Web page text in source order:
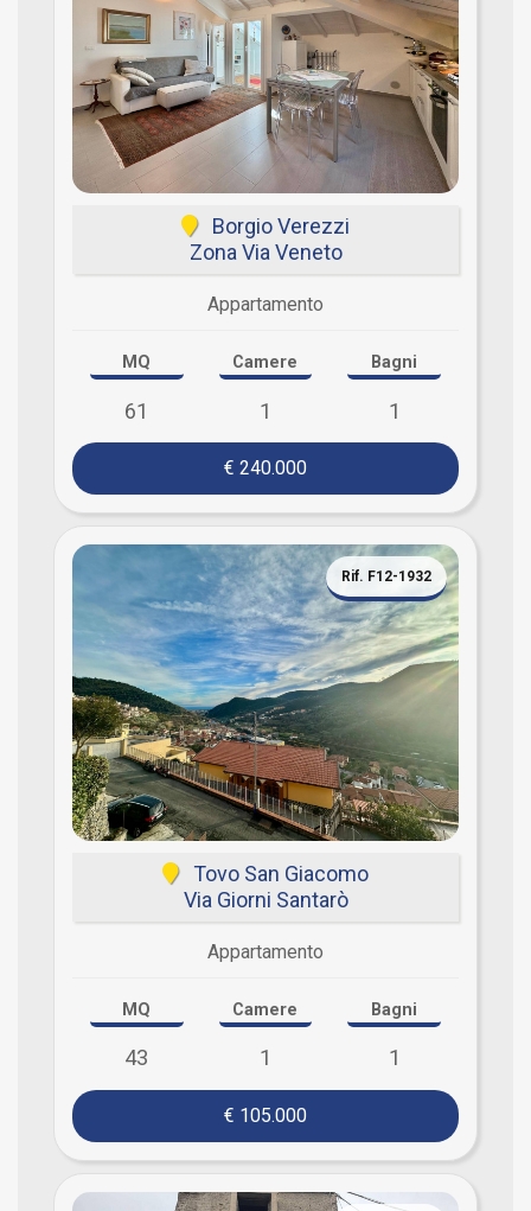
Borgio Verezzi
Zona Via Veneto
Appartamento
MQ
61
Camere
1
Bagni
1
€ 240.000
Rif. F12-1932
Tovo San Giacomo
Via Giorni Santarò
Appartamento
MQ
43
Camere
1
Bagni
1
€ 105.000